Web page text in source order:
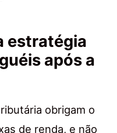
estratégia
após a
obrigam o
de renda, e não